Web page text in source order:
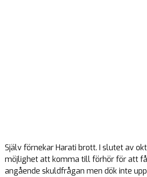
Själv förnekar Harati brott. I slutet av
möjlighet att komma till förhör för att
angående skuldfrågan men dök inte